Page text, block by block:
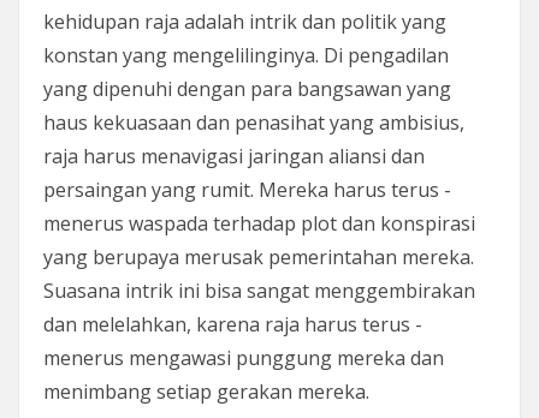
kehidupan raja adalah intrik dan politik yang
konstan yang mengelilinginya. Di pengadilan
yang dipenuhi dengan para bangsawan yang
haus kekuasaan dan penasihat yang ambisius,
raja harus menavigasi jaringan aliansi dan
persaingan yang rumit. Mereka harus terus -
menerus waspada terhadap plot dan konspirasi
yang berupaya merusak pemerintahan mereka.
Suasana intrik ini bisa sangat menggembirakan
dan melelahkan, karena raja harus terus -
menerus mengawasi punggung mereka dan
menimbang setiap gerakan mereka.